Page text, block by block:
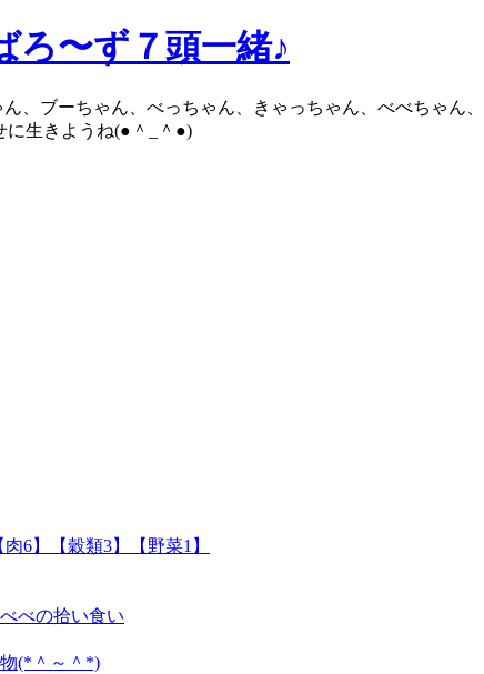
ろ〜ず７頭一緒♪
、ブーちゃん、べっちゃん、きゃっちゃん、べべちゃん
に生きようね(●＾_＾●)
6】【穀類3】【野菜1】
べの拾い食い
(*＾～＾*)